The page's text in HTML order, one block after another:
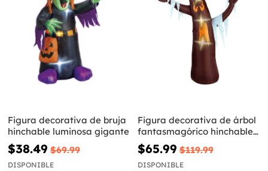
Figura decorativa de bruja
hinchable luminosa gigante
$38.49 $69.99
DISPONIBLE
Figura decorativa de árbol
fantasmagórico hinchable
luminoso gigante
$65.99 $119.99
DISPONIBLE